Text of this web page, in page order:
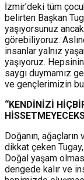
İzmir’deki tüm
belirten Başkan
yaşıyorsunuz
görebiliyoruz.
insanlar yalnız
yaşıyoruz.
saygı duymamız
ve gençlerimizin
“KENDİNİZİ
Doğanın, ağaçların
dikkat çeken
Doğal yaşam
dengede kalır ve